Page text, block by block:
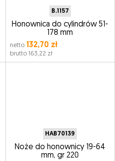
B.1157
Honownica do cylindrów 51-
178 mm
netto132,70 zł
brutto 163,22 zł
HAB70139
Noże do honownicy 19-64
mm, gr 220